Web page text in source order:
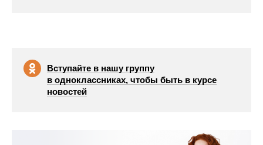
Вступайте в нашу группу
в одноклассниках, чтобы быть в курсе
новостей